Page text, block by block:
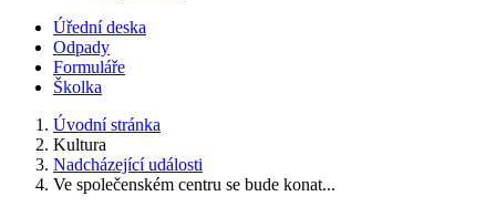
Úřední deska
Odpady
Formuláře
Školka
Úvodní stránka
Kultura
Nadcházející události
Ve společenském centru se bude konat...